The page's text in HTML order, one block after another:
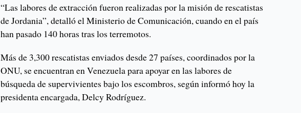
“Las labores de extracción fueron realizadas por la misión de rescatistas
de Jordania”, detalló el Ministerio de Comunicación, cuando en el país
han pasado 140 horas tras los terremotos.
Más de 3,300 rescatistas enviados desde 27 países, coordinados por la
ONU, se encuentran en Venezuela para apoyar en las labores de
búsqueda de supervivientes bajo los escombros, según informó hoy la
presidenta encargada, Delcy Rodríguez.